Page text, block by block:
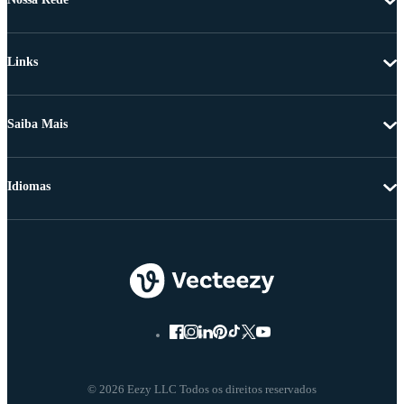
Links
Saiba Mais
© 2026 Eezy LLC Todos os direitos reservados
Idiomas